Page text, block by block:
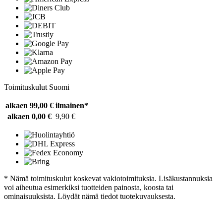
Toimituskulut Suomi
alkaen 99,00 € ilmainen*
alkaen 0,00 € 9,90 €
* Nämä toimituskulut koskevat vakiotoimituksia. Lisäkustannuksia
voi aiheutua esimerkiksi tuotteiden painosta, koosta tai
ominaisuuksista. Löydät nämä tiedot tuotekuvauksesta.